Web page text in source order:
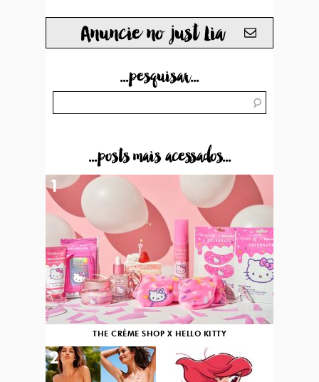
Anuncie no just Lia
...pesquisar...
...posts mais acessados...
THE CRÈME SHOP X HELLO KITTY
1
2 3